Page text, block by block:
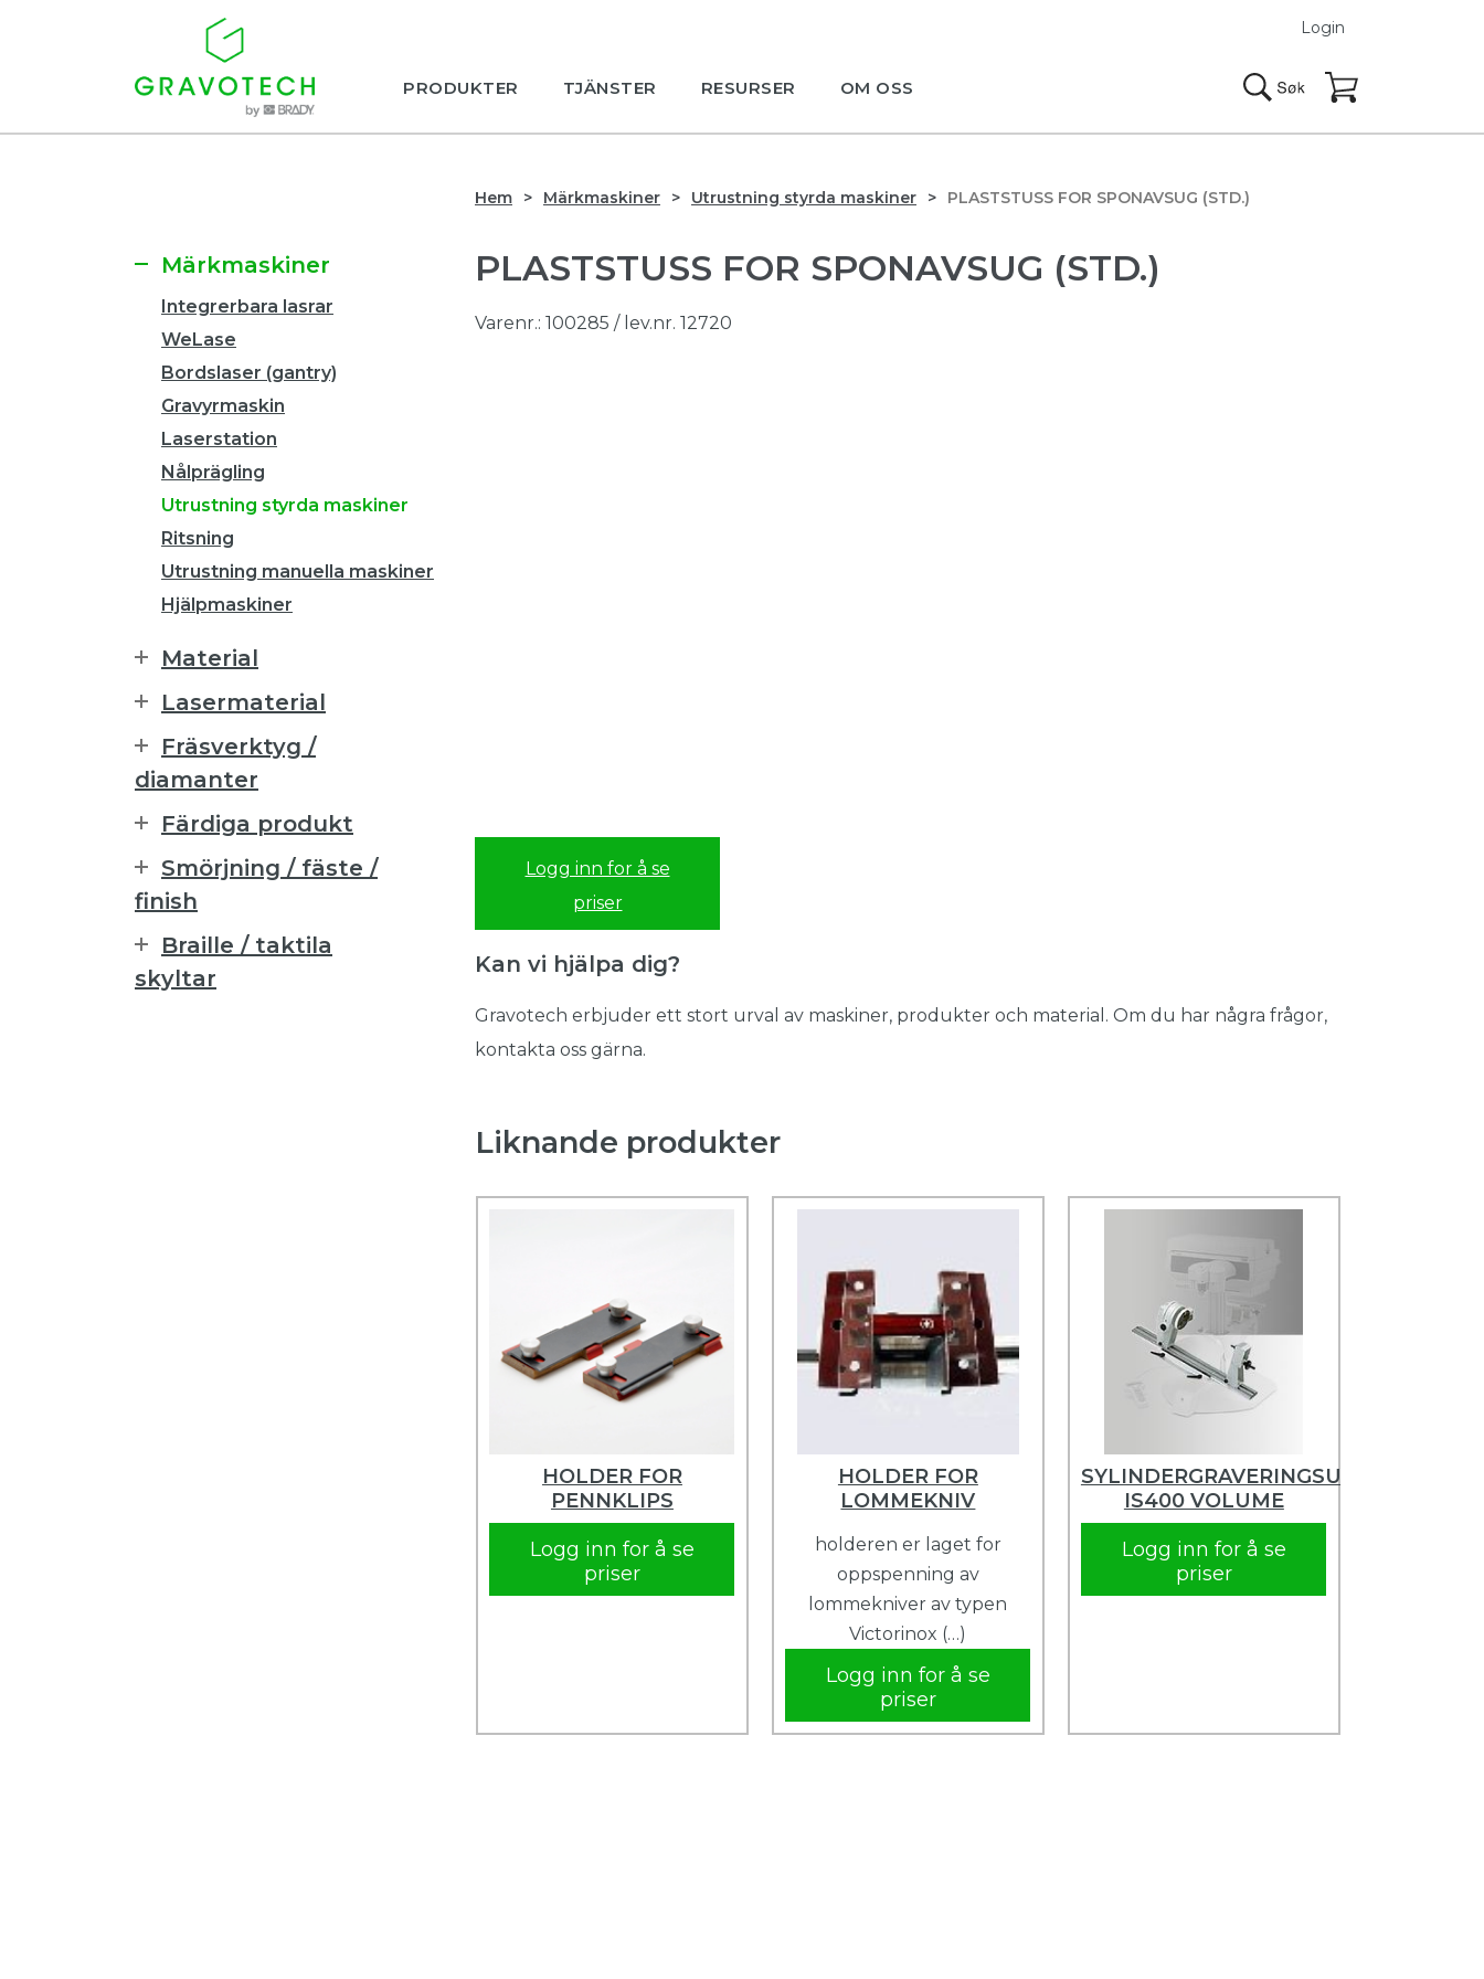
PRODUKTER TJÄNSTER RESURSER OM OSS
Login
Hem Märkmaskiner Utrustning styrda maskiner PLASTSTUSS FOR SPONAVSUG (STD.)
PLASTSTUSS FOR SPONAVSUG (STD.)
Varenr.: 100285 / lev.nr. 12720
Logg inn for å se
priser
Kan vi hjälpa dig?
Gravotech erbjuder ett stort urval av maskiner, produkter och material. Om du har några frågor,
kontakta oss gärna.
Liknande produkter
HOLDER FOR
PENNKLIPS
Logg inn for å se
priser
HOLDER FOR
LOMMEKNIV
holderen er laget for
oppspenning av
lommekniver av typen
Victorinox (…)
Logg inn for å se
priser
SYLINDERGRAVERINGSUTSTYR,
IS400 VOLUME
Logg inn for å se
priser
Märkmaskiner
Integrerbara lasrar
WeLase
Bordslaser (gantry)
Gravyrmaskin
Laserstation
Nålprägling
Utrustning styrda maskiner
Ritsning
Utrustning manuella maskiner
Hjälpmaskiner
Material
Lasermaterial
Fräsverktyg /
diamanter
Färdiga produkt
Smörjning / fäste /
finish
Braille / taktila
skyltar